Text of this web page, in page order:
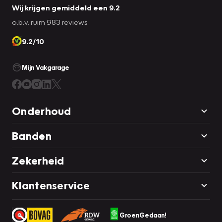
elektrische of hybride auto meegeleverd. Controleer
Wij krijgen gemiddeld een 9.2
o.b.v. ruim 983 reviews
9.2/10
Mijn Vakgarage
Onderhoud
Banden
Zekerheid
Klantenservice
GroenGedaan!